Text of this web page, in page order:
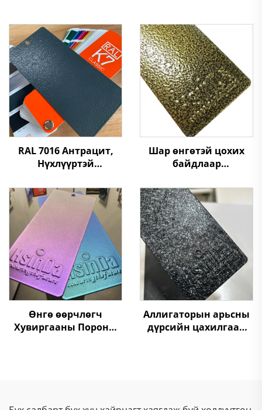
RAL 7016 Антрацит,
Нүхлүүртэй
Сийрэг Полиэфирийн
Тосгоны Гадаргууны
Ундаар Төмрийн
Декорацид Хэрэглэх
Шар өнгөтэй цохих
байдлаар
термосет нунтаг будаг
эпоксид полиэстер
метал сандалд
зориулсан
Өнгө өөрчлөгч
Хувиргааны Пороны
Аллигаторын арьсны
дүрсийн цахилгаан